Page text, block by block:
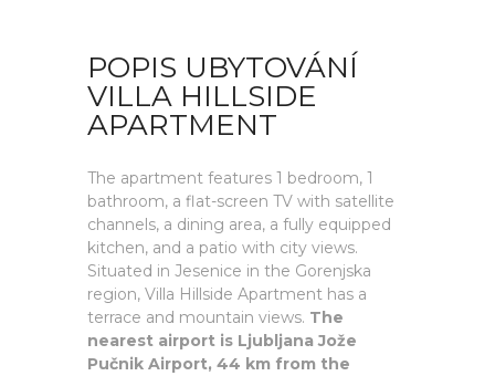
POPIS UBYTOVÁNÍ
VILLA HILLSIDE
APARTMENT
The apartment features 1 bedroom, 1
bathroom, a flat-screen TV with satellite
channels, a dining area, a fully equipped
kitchen, and a patio with city views.
Situated in Jesenice in the Gorenjska
region, Villa Hillside Apartment has a
terrace and mountain views. The
nearest airport is Ljubljana Jože
Pučnik Airport, 44 km from the